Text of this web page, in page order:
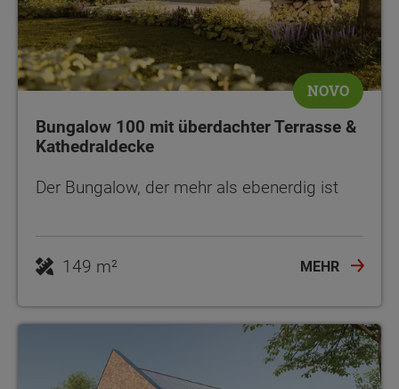
NOVO
Bungalow 100 mit überdachter Terrasse &
Kathedraldecke
Der Bungalow, der mehr als ebenerdig ist
149 m² MEHR